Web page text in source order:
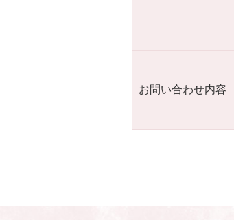
お問い合わせ内容